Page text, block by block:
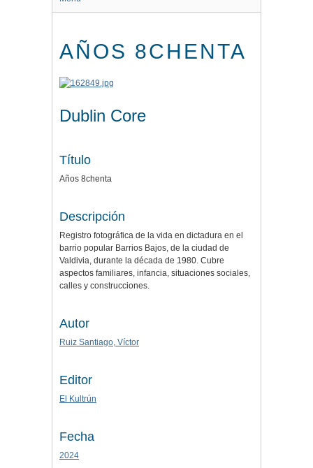
AÑOS 8CHENTA
Dublin Core
Título
Años 8chenta
Descripción
Registro fotográfica de la vida en dictadura en el
barrio popular Barrios Bajos, de la ciudad de
Valdivia, durante la década de 1980. Cubre
aspectos familiares, infancia, situaciones sociales,
calles y construcciones.
Autor
Ruiz Santiago, Víctor
Editor
El Kultrún
Fecha
2024